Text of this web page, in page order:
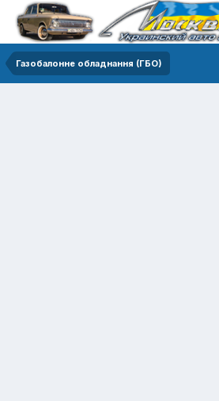
Газобалонне обладнання (ГБО)